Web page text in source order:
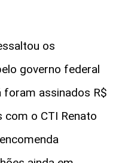
os
governo federal
foram assinados R$
o CTI Renato